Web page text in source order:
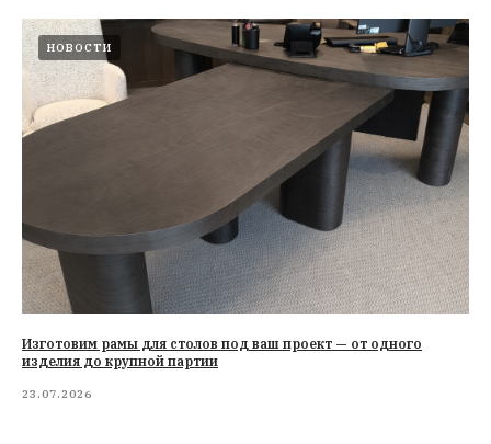
НОВОСТИ
Изготовим рамы для столов под ваш проект — от одного
изделия до крупной партии
23.07.2026